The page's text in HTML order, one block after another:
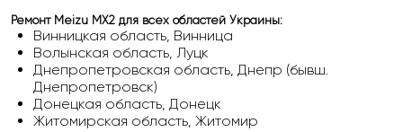
Ремонт Meizu MX2 для всех областей Украины:
Винницкая область, Винница
Волынская область, Луцк
Днепропетровская область, Днепр (бывш.
Днепропетровск)
Донецкая область, Донецк
Житомирская область, Житомир